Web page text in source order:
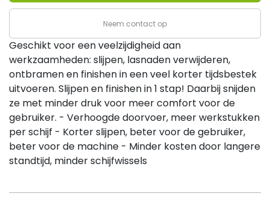
aantal
Neem contact op
Geschikt voor een veelzijdigheid aan
werkzaamheden: slijpen, lasnaden verwijderen,
ontbramen en finishen in een veel korter tijdsbestek
uitvoeren. Slijpen en finishen in 1 stap! Daarbij snijden
ze met minder druk voor meer comfort voor de
gebruiker. - Verhoogde doorvoer, meer werkstukken
per schijf - Korter slijpen, beter voor de gebruiker,
beter voor de machine - Minder kosten door langere
standtijd, minder schijfwissels